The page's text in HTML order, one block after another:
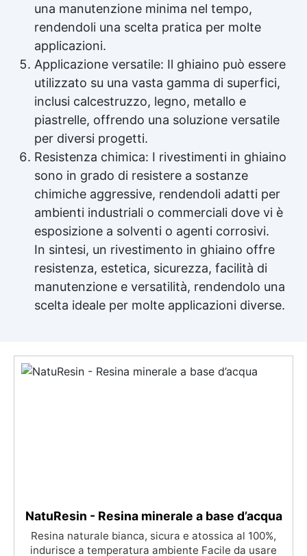
una manutenzione minima nel tempo,
rendendoli una scelta pratica per molte
applicazioni.
Applicazione versatile: Il ghiaino può essere
utilizzato su una vasta gamma di superfici,
inclusi calcestruzzo, legno, metallo e
piastrelle, offrendo una soluzione versatile
per diversi progetti.
Resistenza chimica: I rivestimenti in ghiaino
sono in grado di resistere a sostanze
chimiche aggressive, rendendoli adatti per
ambienti industriali o commerciali dove vi è
esposizione a solventi o agenti corrosivi.
In sintesi, un rivestimento in ghiaino offre
resistenza, estetica, sicurezza, facilità di
manutenzione e versatilità, rendendolo una
scelta ideale per molte applicazioni diverse.
NatuResin - Resina minerale a base d’acqua
Resina naturale bianca, sicura e atossica al 100%,
indurisce a temperatura ambiente Facile da usare